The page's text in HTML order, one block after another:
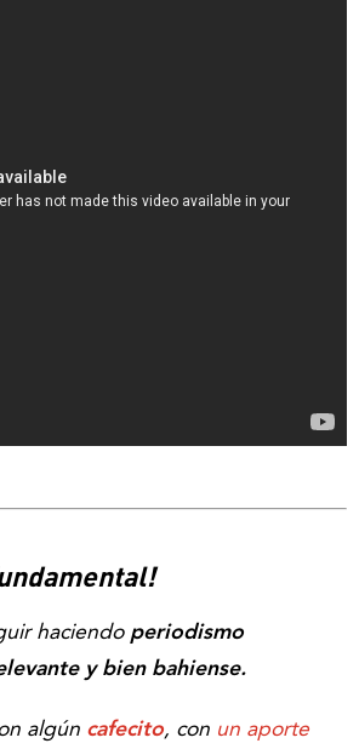
haciendo periodismo
y bien bahiense.
algún cafecito, con un aporte